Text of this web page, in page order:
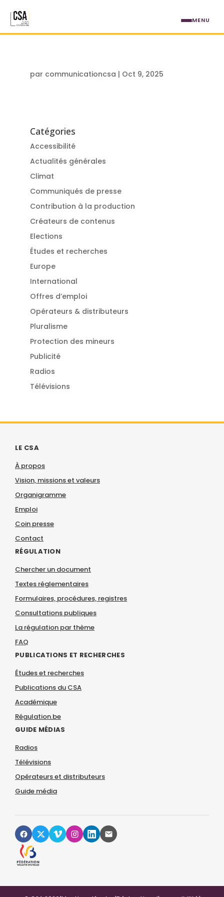
par communicationcsa | Oct 9, 2025
Catégories
Accessibilité
Actualités générales
Climat
Communiqués de presse
Contribution à la production
Créateurs de contenus
Elections
Études et recherches
Europe
International
Offres d’emploi
Opérateurs & distributeurs
Pluralisme
Protection des mineurs
Publicité
Radios
Télévisions
LE CSA
À propos
Vision, missions et valeurs
Organigramme
Emploi
Coin presse
Contact
RÉGULATION
Chercher un document
Textes réglementaires
Formulaires, procédures, registres
Consultations publiques
La régulation par thème
FAQ
PUBLICATIONS ET RECHERCHES
Études et recherches
Publications du CSA
Académique
Régulation.be
GUIDE MÉDIAS
Radios
Télévisions
Opérateurs et distributeurs
Guide média
MENU